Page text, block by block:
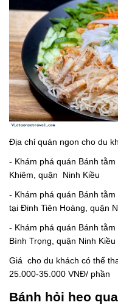
Địa chỉ quán ngon cho du
- Khám phá quán Bánh
Khiêm, quận Ninh Kiều
- Khám phá quán Bánh
tại Đinh Tiên Hoàng, quận
- Khám phá quán Bánh
Bình Trọng, quận Ninh Kiều
Giá cho du khách có thể
25.000-35.000 VNĐ/ phần
Bánh hỏi heo